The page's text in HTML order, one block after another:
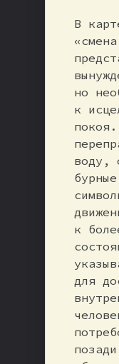
В
но
к
воду,
к
для